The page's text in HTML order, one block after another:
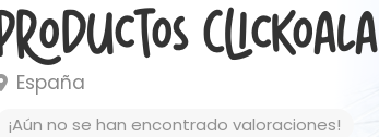
ClicKoala
España
¡Aún no se han encontrado valoraciones!